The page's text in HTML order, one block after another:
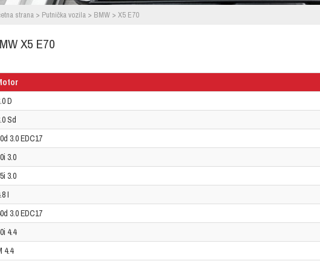
strana > Putnička vozila > BMW > X5 E70
X5 E70
D
Sd
3.0 EDC17
3.0
3.0
I
3.0 EDC17
4.4
4.4